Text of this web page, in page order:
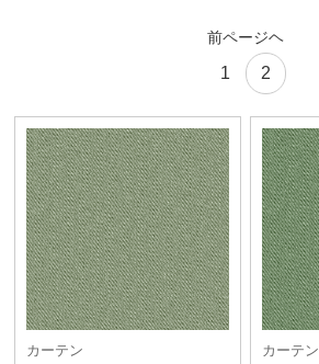
前ページヘ
1 2
カーテン カーテン